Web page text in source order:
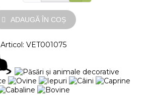
ADAUGĂ ÎN COȘ
Articol: VET001075